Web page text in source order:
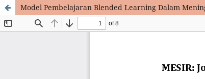
Model Pembelajaran Blended Learning Dalam